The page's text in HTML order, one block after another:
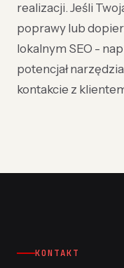
realizacji. Jeśli
poprawy lub
lokalnym SEO -
potencjał
kontakcie z
KONTAKT